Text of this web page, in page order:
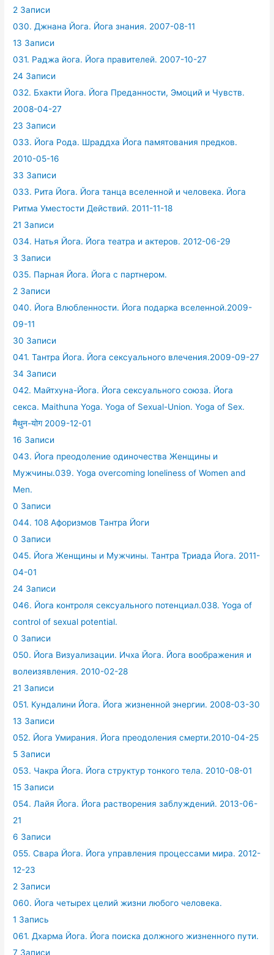
2 Записи
030. Джнана Йога. Йога знания. 2007-08-11
13 Записи
031. Раджа йога. Йога правителей. 2007-10-27
24 Записи
032. Бхакти Йога. Йога Преданности, Эмоций и Чувств.
2008-04-27
23 Записи
033. Йога Рода. Шраддха Йога памятования предков.
2010-05-16
33 Записи
033. Рита Йога. Йога танца вселенной и человека. Йога
Ритма Уместости Действий. 2011-11-18
21 Записи
034. Натья Йога. Йога театра и актеров. 2012-06-29
3 Записи
035. Парная Йога. Йога с партнером.
2 Записи
040. Йога Влюбленности. Йога подарка вселенной.2009-
09-11
30 Записи
041. Тантра Йога. Йога сексуального влечения.2009-09-27
34 Записи
042. Майтхуна-Йога. Йога сексуального союза. Йога
секса. Maithuna Yoga. Yoga of Sexual-Union. Yoga of Sex.
मैथुन-योग 2009-12-01
16 Записи
043. Йога преодоление одиночества Женщины и
Мужчины.039. Yoga overcoming loneliness of Women and
Men.
0 Записи
044. 108 Афоризмов Тантра Йоги
0 Записи
045. Йога Женщины и Мужчины. Тантра Триада Йога. 2011-
04-01
24 Записи
046. Йога контроля сексуального потенциал.038. Yoga of
control of sexual potential.
0 Записи
050. Йога Визуализации. Ичха Йога. Йога воображения и
волеизявления. 2010-02-28
21 Записи
051. Кундалини Йога. Йога жизненной энергии. 2008-03-30
13 Записи
052. Йога Умирания. Йога преодоления смерти.2010-04-25
5 Записи
053. Чакра Йога. Йога структур тонкого тела. 2010-08-01
15 Записи
054. Лайя Йога. Йога растворения заблуждений. 2013-06-
21
6 Записи
055. Свара Йога. Йога управления процессами мира. 2012-
12-23
2 Записи
060. Йога четырех целий жизни любого человека.
1 Запись
061. Дхарма Йога. Йога поиска должного жизненного пути.
7 Записи